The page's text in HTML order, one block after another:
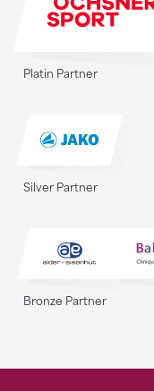
Platin Partner
Silver Partner
Bronze Partner